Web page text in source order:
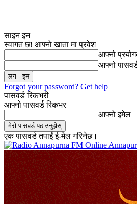
साइन इन
स्वागत छ! आफ्नो खाता मा प्रवेश
आफ्नो
आफ्नो
Forgot your password? Get help
पासवर्ड रिकभरी
आफ्नो पासवर्ड रिकभर
आफ्नो इमेल
एक पासवर्ड तपाईं ई-मेल गरिनेछ।
Online